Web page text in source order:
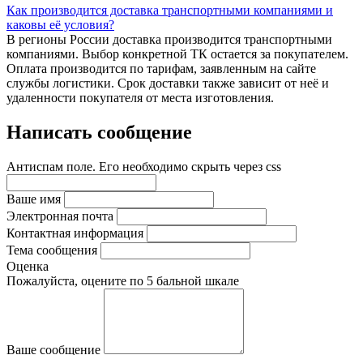
Как производится доставка транспортными компаниями и
каковы её условия?
В регионы России доставка производится транспортными
компаниями. Выбор конкретной ТК остается за покупателем.
Оплата производится по тарифам, заявленным на сайте
службы логистики. Срок доставки также зависит от неё и
удаленности покупателя от места изготовления.
Написать сообщение
Антиспам поле. Его необходимо скрыть через css
Ваше имя
Электронная почта
Контактная информация
Тема сообщения
Оценка
Пожалуйста, оцените по 5 бальной шкале
Ваше сообщение